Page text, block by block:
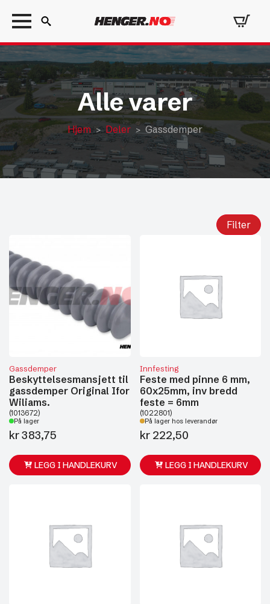
Search
for:
Alle varer
Hjem Deler Gassdemper
Filter
Gassdemper
Beskyttelsesmansjett til
gassdemper Original Ifor
Wiliams.
(1013672)
På lager
kr383,75
LEGG I HANDLEKURV
Innfesting
Feste med pinne 6 mm,
60x25mm, inv bredd
feste = 6mm
(1022801)
På lager hos leverandør
kr222,50
LEGG I HANDLEKURV